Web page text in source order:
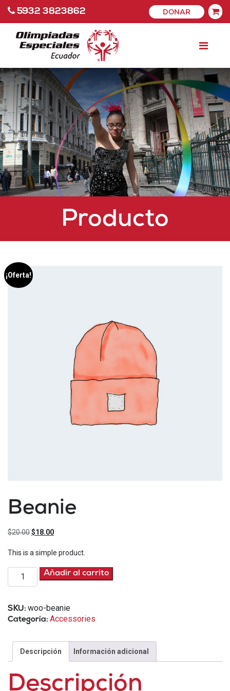
5932 3823862 DONAR
Producto
¡Oferta!
Beanie
$20.00El
original
era:
$20.00.
$18.00El
actual
es:
$18.00.
This is a simple product.
Beanie
cantidad
Añadir al carrito
SKU: woo-beanie
Categoría: Accessories
Descripción Información adicional
Descripción